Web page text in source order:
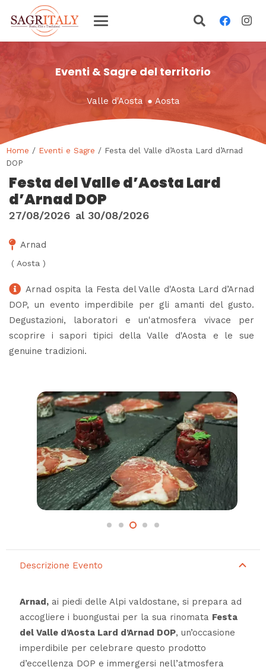
Eventi & Sagre del territorio
Valle d'Aosta ● Aosta
Home / Eventi e Sagre / Festa del Valle d’Aosta Lard d’Arnad
DOP
Festa del Valle d’Aosta Lard
d’Arnad DOP
27/08/2026 al 30/08/2026
Arnad
( Aosta )
Arnad ospita la Festa del Valle d'Aosta Lard d’Arnad
DOP, un evento imperdibile per gli amanti del gusto.
Degustazioni, laboratori e un'atmosfera vivace per
scoprire i sapori tipici della Valle d'Aosta e le sue
genuine tradizioni.
Descrizione Evento
Arnad,ai piedi delle Alpi valdostane, si prepara ad
accogliere i buongustai per la sua rinomata Festa
del Valle d’Aosta Lard d’Arnad DOP, un’occasione
imperdibile per celebrare questo prodotto
d’eccellenza DOP e immergersi nell’atmosfera